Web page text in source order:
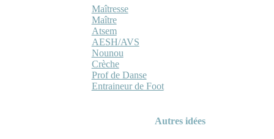
Maîtresse
Maître
Atsem
AESH/AVS
Nounou
Crèche
Prof de Danse
Entraineur de Foot
Autres idées